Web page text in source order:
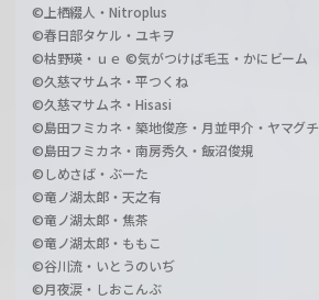
©上栖綴人・Nitroplus
©春日部タケル・ユキヲ
©枯野瑛・ｕｅ ©気がつけば毛玉・かにビーム
©久慈マサムネ・平つくね
©久慈マサムネ・Hisasi
©島田フミカネ・築地俊彦・月並甲介・ヤマグ
©島田フミカネ・南房秀久・飯沼俊規
©しめさば・ぶーた
©竜ノ湖太郎・天之有
©竜ノ湖太郎・焦茶
©竜ノ湖太郎・ももこ
©谷川流・いとうのいぢ
©月夜涙・しおこんぶ